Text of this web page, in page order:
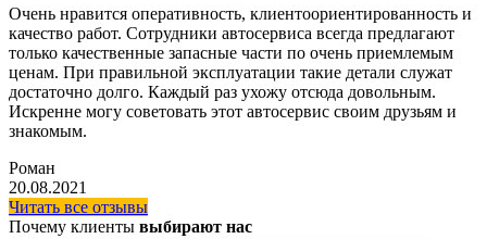
Очень нравится оперативность, клиентоориентированность и
качество работ. Сотрудники автосервиса всегда предлагают
только качественные запасные части по очень приемлемым
ценам. При правильной эксплуатации такие детали служат
достаточно долго. Каждый раз ухожу отсюда довольным.
Искренне могу советовать этот автосервис своим друзьям и
знакомым.
Роман
20.08.2021
Читать все отзывы
Почему клиенты выбирают нас